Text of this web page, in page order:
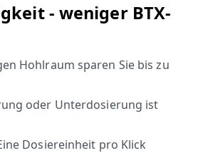
- weniger BTX-
Hohlraum sparen Sie bis zu
oder Unterdosierung ist
Dosiereinheit pro Klick